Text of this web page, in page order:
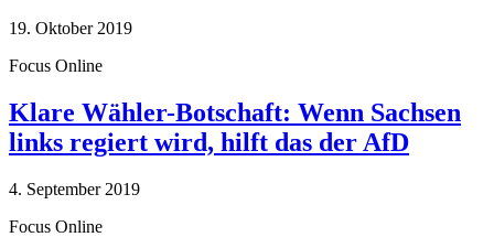
19. Oktober 2019
Focus Online
Klare Wähler-Botschaft: Wenn Sachsen
links regiert wird, hilft das der AfD
4. September 2019
Focus Online